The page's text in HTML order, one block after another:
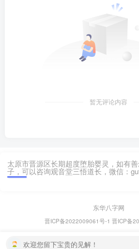
暂无评论内容
太原市晋源区长期超度堕胎婴灵，如有
子，可以咨询观音堂三悟道长，微信：
东华八字网
晋ICP备2022009061号-1 晋ICP备
欢迎您留下宝贵的见解！